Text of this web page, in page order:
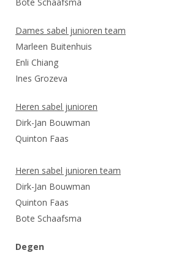
Geschiedenis van het schermen
Dames sabel junioren team
Marleen Buitenhuis
Enli Chiang
Ines Grozeva
Heren sabel junioren
Dirk-Jan Bouwman
Quinton Faas
Heren sabel junioren team
Dirk-Jan Bouwman
Quinton Faas
Bote Schaafsma
Degen